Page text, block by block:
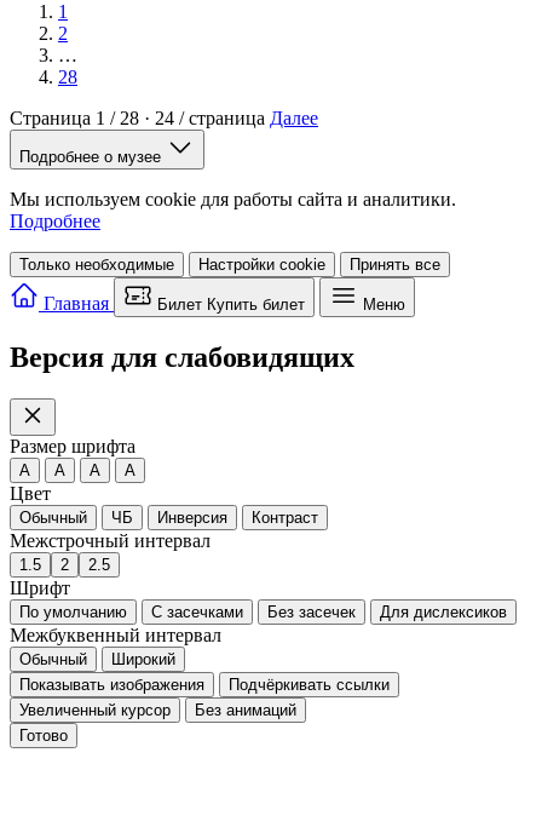
1
2
…
28
Страница 1 / 28 · 24 / страница Далее
Подробнее о музее
Мы используем cookie для работы сайта и аналитики.
Подробнее
Только необходимые Настройки cookie Принять все
Главная Билет Купить билет Меню
Версия для слабовидящих
Размер шрифта
A A A A
Цвет
Обычный ЧБ Инверсия Контраст
Межстрочный интервал
1.5 2 2.5
Шрифт
По умолчанию С засечками Без засечек Для дислексиков
Межбуквенный интервал
Обычный
Широкий
Показывать изображения
Подчёркивать ссылки
Увеличенный курсор
Без анимаций
Готово